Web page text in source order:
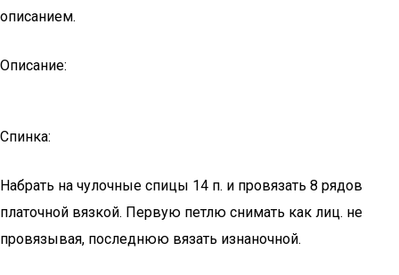
описанием.
Описание:
Спинка:
Набрать на чулочные спицы 14 п. и провязать 8 рядов
платочной вязкой. Первую петлю снимать как лиц. не
провязывая, последнюю вязать изнаночной.